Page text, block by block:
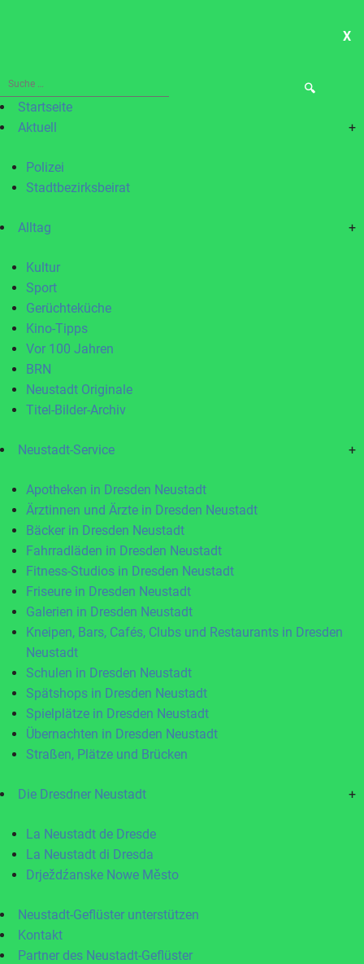
X
Suche
nach:Startseite
Aktuell
+
Polizei
Stadtbezirksbeirat
Alltag +
Kultur
Sport
Gerüchteküche
Kino-Tipps
Vor 100 Jahren
BRN
Neustadt Originale
Titel-Bilder-Archiv
Neustadt-Service +
Apotheken in Dresden Neustadt
Ärztinnen und Ärzte in Dresden Neustadt
Bäcker in Dresden Neustadt
Fahrradläden in Dresden Neustadt
Fitness-Studios in Dresden Neustadt
Friseure in Dresden Neustadt
Galerien in Dresden Neustadt
Kneipen, Bars, Cafés, Clubs und Restaurants in Dresden
Neustadt
Schulen in Dresden Neustadt
Spätshops in Dresden Neustadt
Spielplätze in Dresden Neustadt
Übernachten in Dresden Neustadt
Straßen, Plätze und Brücken
Die Dresdner Neustadt +
La Neustadt de Dresde
La Neustadt di Dresda
Drježdźanske Nowe Město
Neustadt-Geflüster unterstützen
Kontakt
Partner des Neustadt-Geflüster